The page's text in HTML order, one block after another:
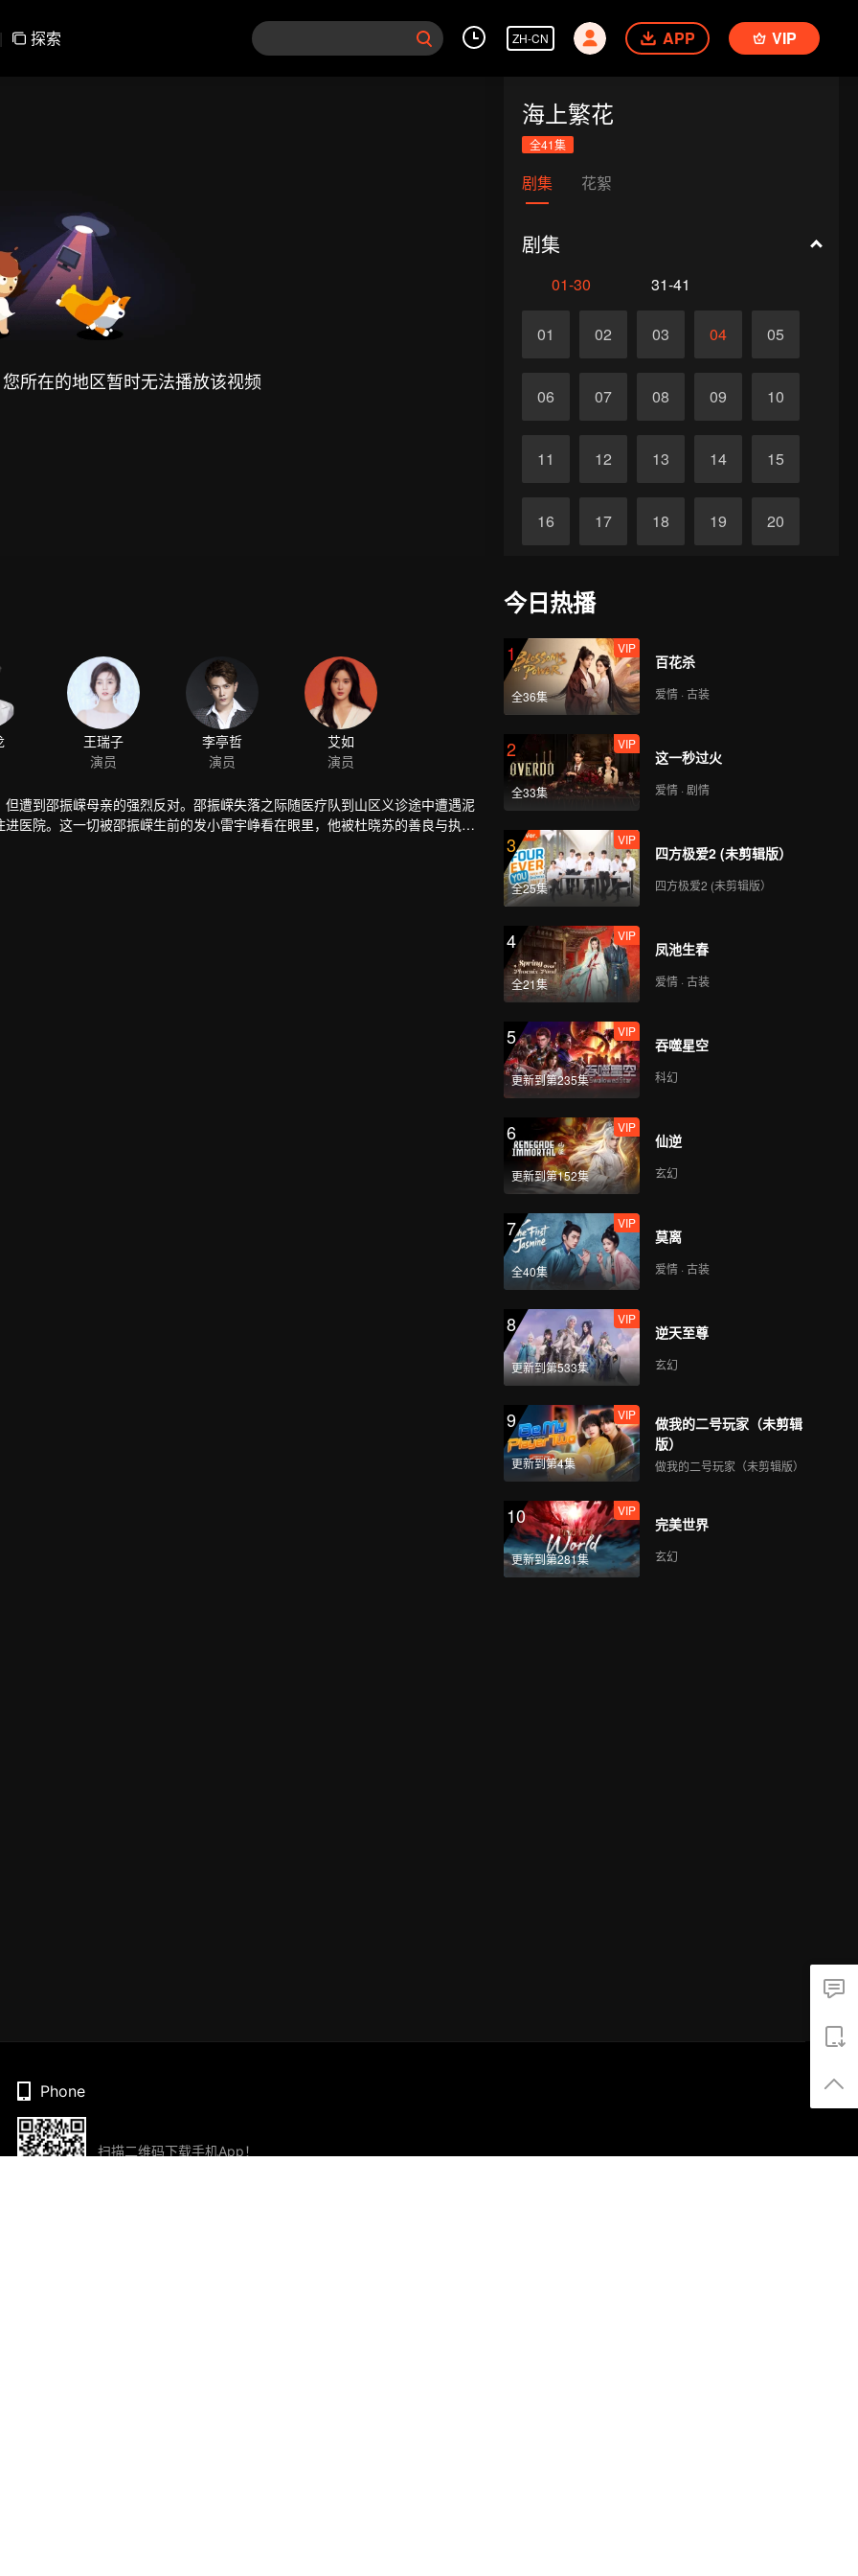
| 探索 ZH-CN APP VIP
所在的地区暂时无法播放该视频
海上繁花
全41集
剧集 花絮
剧集
01-30 31-41
01 02 03 04 05
06 07 08 09 10
11 12 13 14 15
16 17 18 19 20
26 27
王瑞子
演员
李亭哲
演员
艾如
演员
遭到邵振嵘母亲的强烈反对。邵振嵘失落之际随医疗队到山区义诊途中遭遇泥
医院。这一切被邵振嵘生前的发小雷宇峥看在眼里，他被杜晓苏的善良与执着
理由在工作上刁难杜晓苏。林向远为了自己能够出人头地，联合宇天对手想方
。在杜晓苏的帮助和鼓励下，雷宇铮重新振兴宇天，将林向远的阴谋一一化
今日热播
1
全36集
VIP
百花杀
爱情 · 古装
2
全33集
VIP
这一秒过火
爱情 · 剧情
3
全25集
VIP
四方极爱2 (未剪辑版）
四方极爱2 (未剪辑版）
4
全21集
VIP
凤池生春
爱情 · 古装
5
更新到第235集
VIP
吞噬星空
科幻
6
更新到第152集
VIP
仙逆
玄幻
7
全40集
VIP
莫离
爱情 · 古装
8
更新到第533集
VIP
逆天至尊
玄幻
9
更新到第4集
VIP
做我的二号玩家（未剪辑
版）
做我的二号玩家（未剪辑版）
10
更新到第281集
VIP
完美世界
玄幻
Phone
扫描二维码下载手机App！